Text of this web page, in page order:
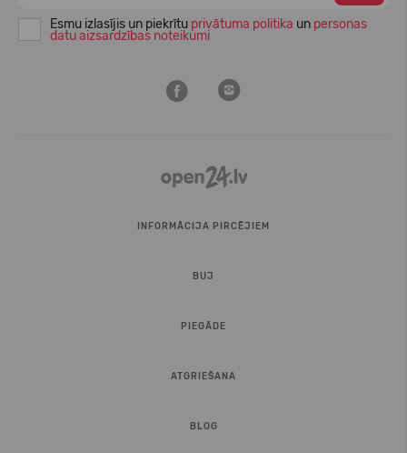
Esmu izlasījis un piekrītu privātuma politika un personas
datu aizsardzības noteikumi
INFORMĀCIJA PIRCĒJIEM
BUJ
PIEGĀDE
ATGRIEŠANA
BLOG